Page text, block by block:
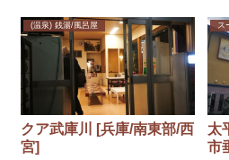
(温泉) 銭湯/風呂屋
クア武庫川 [兵庫/南東部/西
宮]
ス
太
市